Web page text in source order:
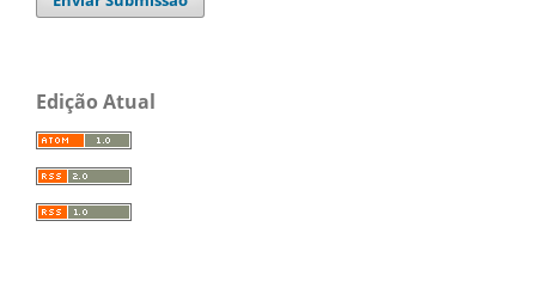
Edição Atual